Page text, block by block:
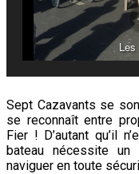
Sept Cazavants se
se reconnaît entre
Fier ! D’autant qu’il
bateau nécessite un
naviguer en toute